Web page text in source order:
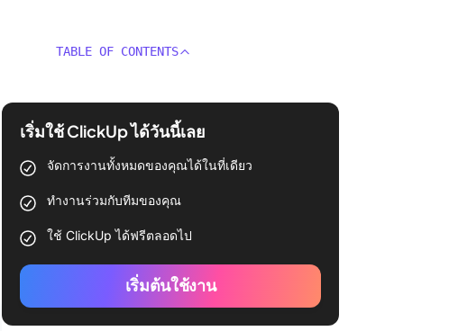
TABLE OF CONTENTS
เริ่มใช้ ClickUp ได้วันนี้เลย
จัดการงานทั้งหมดของคุณได้ในที่เดียว
ทำงานร่วมกับทีมของคุณ
ใช้ ClickUp ได้ฟรีตลอดไป
เริ่มต้นใช้งาน